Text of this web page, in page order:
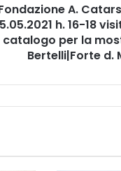
A.
h. 16-18
catalogo per la
Bertelli|Forte d.